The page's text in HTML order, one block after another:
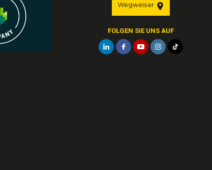
Wegweiser
FOLGEN SIE UNS AUF